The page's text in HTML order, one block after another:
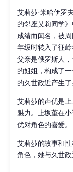
艾莉莎·米哈伊罗
的邻座艾莉同学
成绩而闻名，被
年级时转入了征
父亲是俄罗斯人
的姐姐，构成了
的久世政近产生
艾莉莎的声优是
魅力。上坂堇在
优对角色的喜爱。
艾莉莎的故事和
角色，她与久世政